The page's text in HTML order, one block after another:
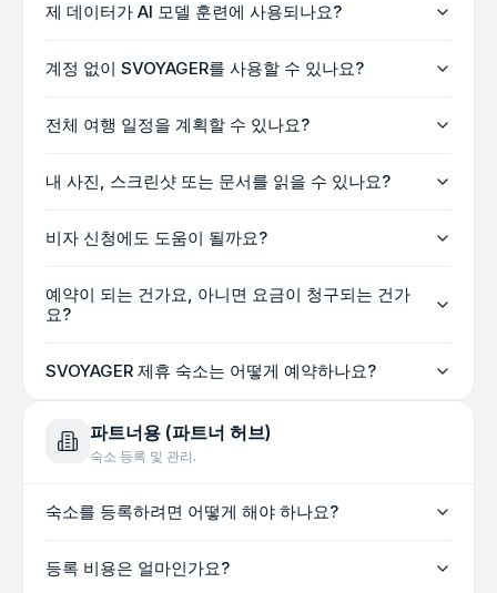
제 데이터가 AI 모델 훈련에 사용되나요?
계정 없이 SVOYAGER를 사용할 수 있나요?
전체 여행 일정을 계획할 수 있나요?
내 사진, 스크린샷 또는 문서를 읽을 수 있나요?
비자 신청에도 도움이 될까요?
예약이 되는 건가요, 아니면 요금이 청구되는 건가
요?
SVOYAGER 제휴 숙소는 어떻게 예약하나요?
파트너용 (파트너 허브)
숙소 등록 및 관리.
숙소를 등록하려면 어떻게 해야 하나요?
등록 비용은 얼마인가요?